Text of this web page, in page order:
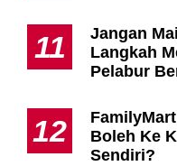
11
Jangan
Langkah
Pelabur
12
Boleh Ke
Sendiri?